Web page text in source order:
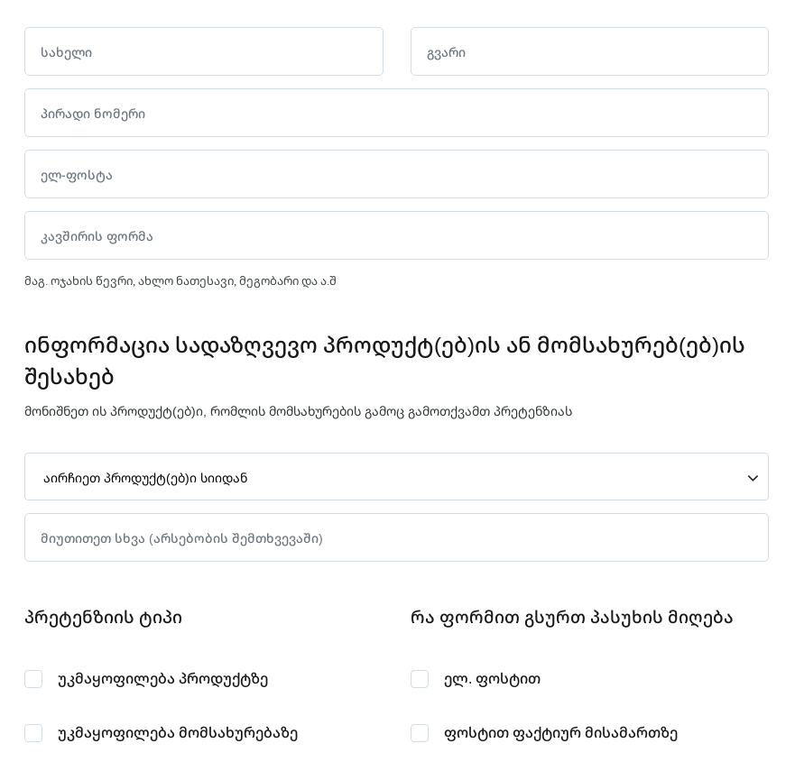
მაგ. ოჯახის წევრი, ახლო ნათესავი, მეგობარი და ა.შ
ინფორმაცია სადაზღვევო პროდუქტ(ებ)ის ან მომსახურებ(ებ)ის
შესახებ
მონიშნეთ ის პროდუქტ(ებ)ი, რომლის მომსახურების გამოც გამოთქვამთ პრეტენზიას
აირჩიეთ პროდუქტ(ებ)ი სიიდან
პრეტენზიის ტიპი
უკმაყოფილება პროდუქტზე
უკმაყოფილება მომსახურებაზე
რა ფორმით გსურთ პასუხის მიღება
ელ. ფოსტით
ფოსტით ფაქტიურ მისამართზე